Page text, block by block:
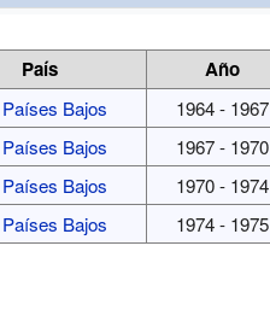
País Año
Países Bajos
1964 - 1967
Países Bajos
1967 - 1970
Países Bajos
1970 - 1974
Países Bajos 1974 - 1975